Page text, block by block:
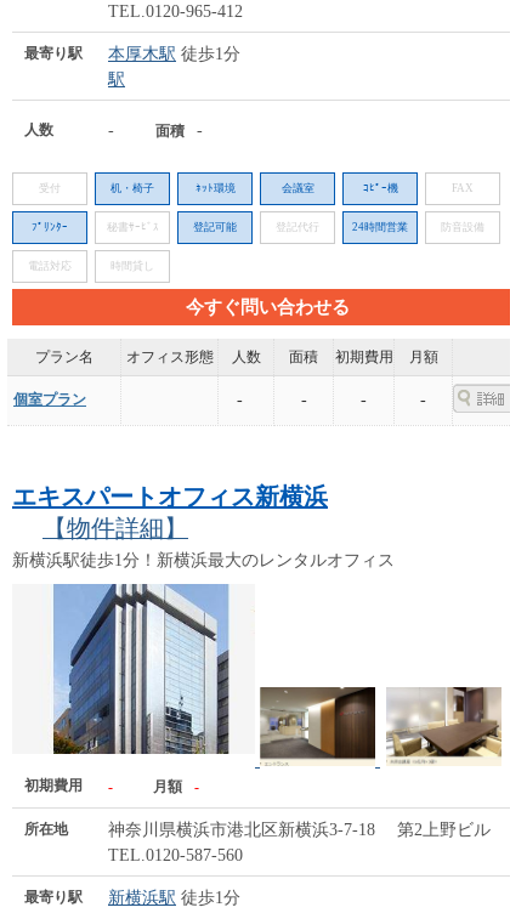
TEL.0120-965-412
最寄り駅 本厚木駅 徒歩1分
駅
人数 - 面積 -
受付 机・椅子 ﾈｯﾄ環境 会議室 ｺﾋﾟｰ機 FAX
ﾌﾟﾘﾝﾀｰ 秘書ｻｰﾋﾞｽ 登記可能 登記代行 24時間営業 防音設備
電話対応 時間貸し
今すぐ問い合わせる
プラン名 オフィス形態 人数 面積 初期費用 月額
個室プラン - - - -
エキスパートオフィス新横浜
【物件詳細】
新横浜駅徒歩1分！新横浜最大のレンタルオフィス
初期費用 - 月額 -
所在地
神奈川県横浜市港北区新横浜3-7-18 第2上野ビル
TEL.0120-587-560
最寄り駅 新横浜駅 徒歩1分